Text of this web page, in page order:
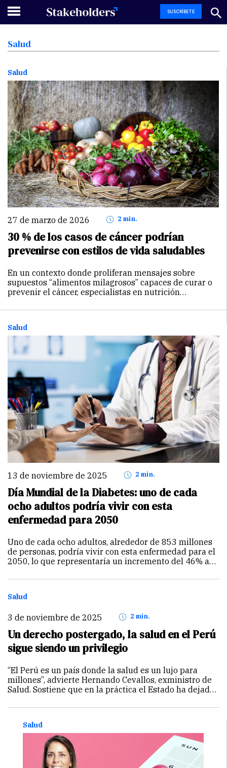
SUSCRÍBETE
Salud
Salud
27 de marzo de 2026 2 min.
30 % de los casos de cáncer podrían
prevenirse con estilos de vida saludables
En un contexto donde proliferan mensajes sobre
supuestos “alimentos milagrosos” capaces de curar o
prevenir el cáncer, especialistas en nutrición
soluciones aisladas, sino en cambios sostenidos en el
Salud
13 de noviembre de 2025 2 min.
Día Mundial de la Diabetes: uno de cada
ocho adultos podría vivir con esta
enfermedad para 2050
Uno de cada ocho adultos, alrededor de 853 millones
de personas, podría vivir con esta enfermedad para el
2050, lo que representaría un incremento del 46% a
Internacional de Diabetes. De…Continuar
Salud
3 de noviembre de 2025 2 min.
Un derecho postergado, la salud en el Perú
sigue siendo un privilegio
“El Perú es un país donde la salud es un lujo para
millones”, advierte Hernando Cevallos, exministro de
Salud. Sostiene que en la práctica el Estado ha dejado
en la Constitución…Continuar
Salud